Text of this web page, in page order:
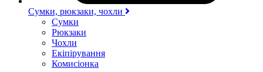
Сумки, рюкзаки, чохли
Сумки
Рюкзаки
Чохли
Екіпірування
Комисіонка